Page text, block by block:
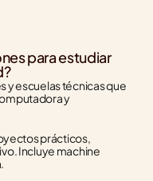
para estudiar
y escuelas técnicas que
y
prácticos,
Incluye machine